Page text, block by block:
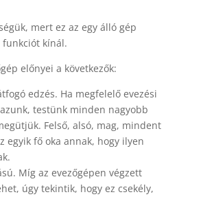
mert ez az egy álló gép
funkciót kínál.
előnyei a következők:
edzés. Ha megfelelő evezési
testünk minden nagyobb
Felső, alsó, mag, mindent
egyik fő oka annak, hogy ilyen
Míg az evezőgépen végzett
úgy tekintik, hogy ez csekély,